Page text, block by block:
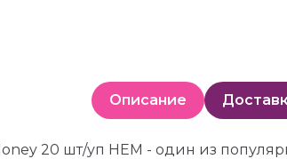
Описание
20 шт/уп HEM - один из